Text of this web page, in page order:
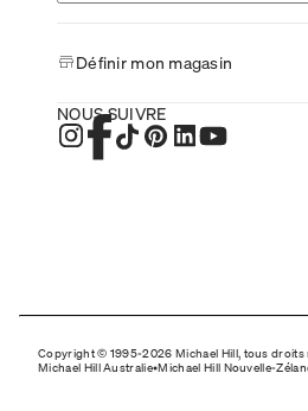
Définir mon magasin
NOUS SUIVRE
Copyright © 1995-2026 Michael Hill, tous droits
Michael Hill Australie•Michael Hill Nouvelle-